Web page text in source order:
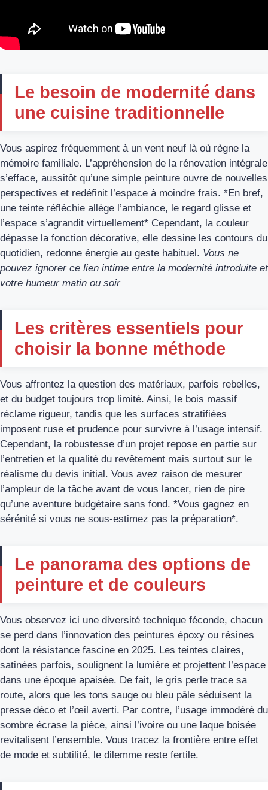
Le besoin de modernité dans
une cuisine traditionnelle
Vous aspirez fréquemment à un vent neuf là où règne la
mémoire familiale. L’appréhension de la rénovation intégrale
s’efface, aussitôt qu’une simple peinture ouvre de nouvelles
perspectives et redéfinit l’espace à moindre frais. *En bref,
une teinte réfléchie allège l’ambiance, le regard glisse et
l’espace s’agrandit virtuellement* Cependant, la couleur
dépasse la fonction décorative, elle dessine les contours du
quotidien, redonne énergie au geste habituel. Vous ne
pouvez ignorer ce lien intime entre la modernité introduite et
votre humeur matin ou soir
Les critères essentiels pour
choisir la bonne méthode
Vous affrontez la question des matériaux, parfois rebelles,
et du budget toujours trop limité. Ainsi, le bois massif
réclame rigueur, tandis que les surfaces stratifiées
imposent ruse et prudence pour survivre à l’usage intensif.
Cependant, la robustesse d’un projet repose en partie sur
l’entretien et la qualité du revêtement mais surtout sur le
réalisme du devis initial. Vous avez raison de mesurer
l’ampleur de la tâche avant de vous lancer, rien de pire
qu’une aventure budgétaire sans fond. *Vous gagnez en
sérénité si vous ne sous-estimez pas la préparation*.
Le panorama des options de
peinture et de couleurs
Vous observez ici une diversité technique féconde, chacun
se perd dans l’innovation des peintures époxy ou résines
dont la résistance fascine en 2025. Les teintes claires,
satinées parfois, soulignent la lumière et projettent l’espace
dans une époque apaisée. De fait, le gris perle trace sa
route, alors que les tons sauge ou bleu pâle séduisent la
presse déco et l’œil averti. Par contre, l’usage immodéré du
sombre écrase la pièce, ainsi l’ivoire ou une laque boisée
revitalisent l’ensemble. Vous tracez la frontière entre effet
de mode et subtilité, le dilemme reste fertile.